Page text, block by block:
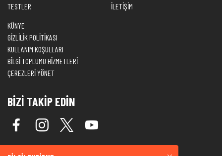
TESTLER
İLETİŞİM
KÜNYE
GİZLİLİK POLİTİKASI
KULLANIM KOŞULLARI
BİLGİ TOPLUMU HİZMETLERİ
ÇEREZLERİ YÖNET
BİZİ TAKİP EDİN